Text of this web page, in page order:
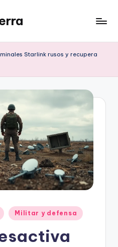
Starlink rusos y recupera
Militar y defensa